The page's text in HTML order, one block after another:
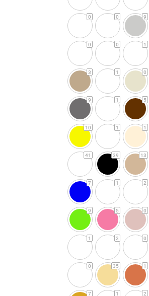
0 0 9
0 0 1
3 1 0
9 1 5
10 1 1
41 39 13
7 1 2
9 5 0
1 2 0
0 35 1
7 1 2